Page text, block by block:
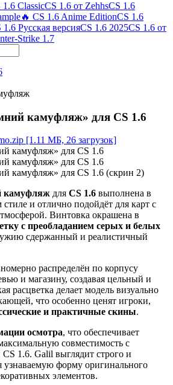
1.6 ClassicCS 1.6 от ZehhsCS 1.6
🔥 CS 1.6 Anime EditionCS 1.6
1.6 Русская версияCS 1.6 2025CS 1.6 от
Strike 1.7
камуфляж» для CS 1.6
[1.11 МБ, 26 загрузок]
камуфляж для CS 1.6 выполнена в
и отлично подойдёт для карт с
Винтовка окрашена в
с преобладанием серых и белых
сдержанный и реалистичный
распределён по корпусу
и магазину, создавая цельный и
расцветка делает модель визуально
что особенно ценят игроки,
и практичные скины.
осмотра, что обеспечивает
совместимость с
1.6. Galil выглядит строго и
узнаваемую форму оригинального
элементов.